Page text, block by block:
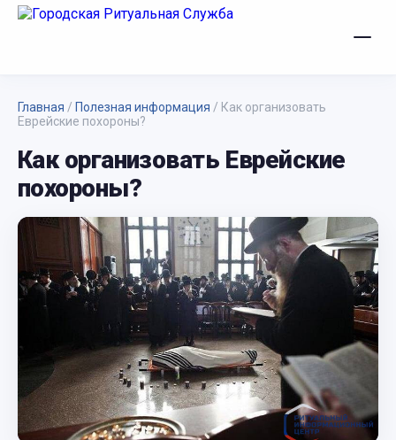
Главная / Полезная информация / Как организовать
Еврейские похороны?
Как организовать Еврейские
похороны?